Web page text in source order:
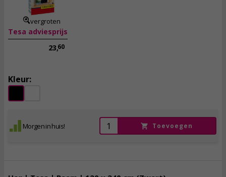
vergroten
Tesa adviesprijs
23,60
Kleur:
Morgen in huis! Toevoegen